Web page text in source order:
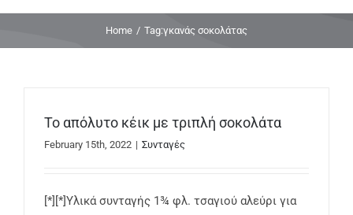
Home / Tag:γκανάς σοκολάτας
Το απόλυτο κέικ με τριπλή σοκολάτα
February 15th, 2022 | Συνταγές
[*][*]Υλικά συνταγής 1¾ φλ. τσαγιού αλεύρι για